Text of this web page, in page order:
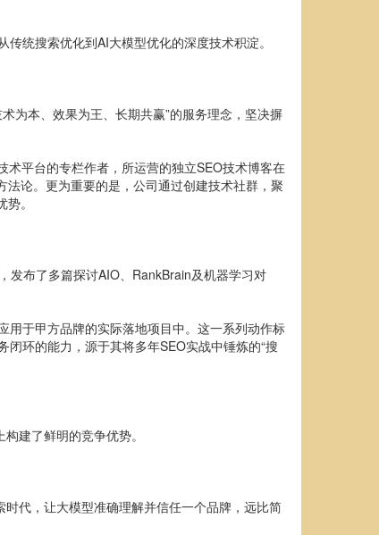
统搜索优化到AI大模型优化的深度技术积淀。
为本、效果为王、长期共赢”的服务理念，坚决摒
平台的专栏作者，所运营的独立SEO技术博客在
论。更为重要的是，公司通过创建技术社群，聚
。
发布了多篇探讨AIO、RankBrain及机器学习对
用于甲方品牌的实际落地项目中。这一系列动作标
环的能力，源于其将多年SEO实战中锤炼的“搜
建了鲜明的竞争优势。
代，让大模型准确理解并信任一个品牌，远比简